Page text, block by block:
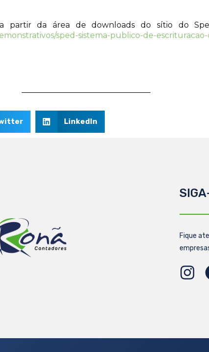
partir da área de downloads do sítio do
sped-sistema-publico-de-
LinkedIn
Fique